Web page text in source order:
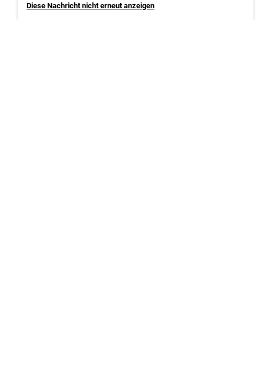
Diese Nachricht nicht erneut anzeigen